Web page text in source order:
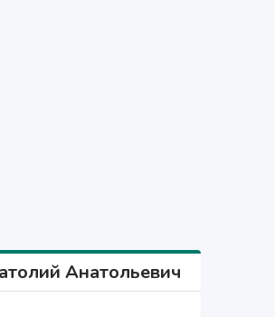
Анатольевич